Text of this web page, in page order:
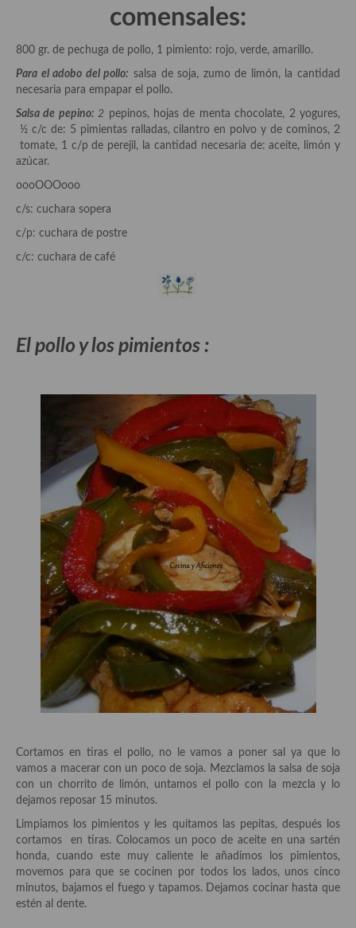
Bebidas
Bocadillos, hamburguesas, sándwich, emparedados, tostas y
demás
Entrantes y primeros platos
Ensaladas
Entrantes
Gazpachos, salmorejos, sopas y cremas frías
Arroces Y fideuás
Masas elaboradas con harina, pizzas, quiches y demás
Plato principal
Carne
Pescado y Marisco
Postres y dulces
Postres con frutas
Quesos, recetas
Recetas Especiales
Recetas de Cuaresma
Recetas de fiesta, Navidad y días señalados
Resumen tematicos de recetas
comensales:
800 gr. de pechuga de pollo, 1 pimiento: rojo, verde, amarillo.
Para el adobo del pollo: salsa de soja, zumo de limón, la cantidad
necesaria para empapar el pollo.
Salsa de pepino: 2 pepinos, hojas de menta chocolate, 2 yogures,
½ c/c de: 5 pimientas ralladas, cilantro en polvo y de cominos, 2
tomate, 1 c/p de perejil, la cantidad necesaria de: aceite, limón y
azúcar.
oooOOOooo
c/s: cuchara sopera
c/p: cuchara de postre
c/c: cuchara de café
El pollo y los pimientos :
Cortamos en tiras el pollo, no le vamos a poner sal ya que lo
vamos a macerar con un poco de soja. Mezclamos la salsa de soja
con un chorrito de limón, untamos el pollo con la mezcla y lo
dejamos reposar 15 minutos.
Limpiamos los pimientos y les quitamos las pepitas, después los
cortamos en tiras. Colocamos un poco de aceite en una sartén
honda, cuando este muy caliente le añadimos los pimientos,
movemos para que se cocinen por todos los lados, unos cinco
minutos, bajamos el fuego y tapamos. Dejamos cocinar hasta que
estén al dente.